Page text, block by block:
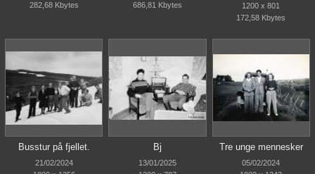
282,68 Kbytes 686,81 Kbytes
1200 x 801
172,58 Kbytes
Busstur på fjellet.
21/02/2024
Bj
13/01/2025
Tre unge mennesker
05/02/2024